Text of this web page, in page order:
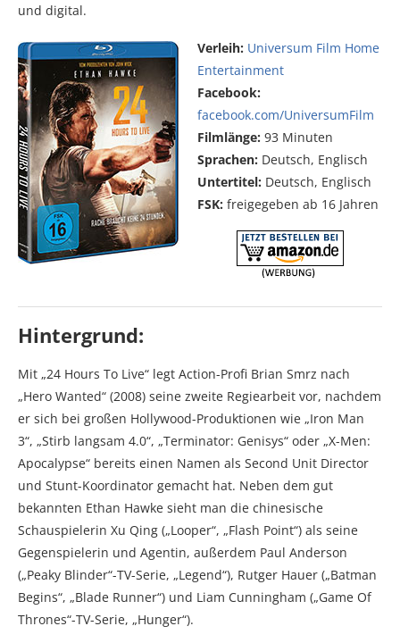
und digital.
Verleih: Universum Film Home
Entertainment
Facebook:
facebook.com/UniversumFilm
Filmlänge: 93 Minuten
Sprachen: Deutsch, Englisch
Untertitel: Deutsch, Englisch
FSK: freigegeben ab 16 Jahren
Hintergrund:
Mit „24 Hours To Live“ legt Action-Profi Brian Smrz nach
„Hero Wanted“ (2008) seine zweite Regiearbeit vor, nachdem
er sich bei großen Hollywood-Produktionen wie „Iron Man
3“, „Stirb langsam 4.0“, „Terminator: Genisys“ oder „X-Men:
Apocalypse“ bereits einen Namen als Second Unit Director
und Stunt-Koordinator gemacht hat. Neben dem gut
bekannten Ethan Hawke sieht man die chinesische
Schauspielerin Xu Qing („Looper“, „Flash Point“) als seine
Gegenspielerin und Agentin, außerdem Paul Anderson
(„Peaky Blinder“-TV-Serie, „Legend“), Rutger Hauer („Batman
Begins“, „Blade Runner“) und Liam Cunningham („Game Of
Thrones“-TV-Serie, „Hunger“).